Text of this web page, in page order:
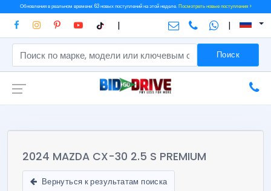
Обновления в реальном времени: 63 новых поступлений на этой неделе.Посмотреть новые поступления >
| |
Поиск
2024 MAZDA CX-30 2.5 S PREMIUM
Вернуться к результатам поиска